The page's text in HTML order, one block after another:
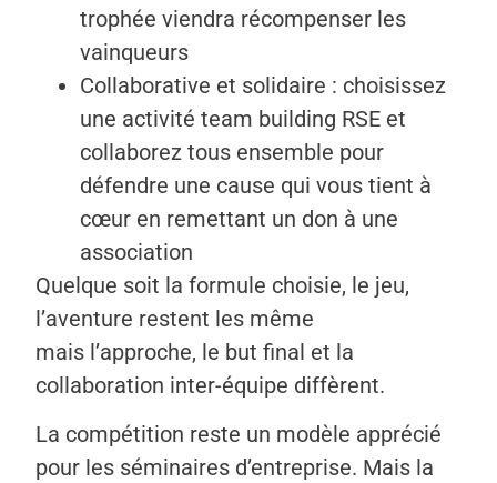
trophée viendra récompenser les
vainqueurs
Collaborative et solidaire : choisissez
une activité team building RSE et
collaborez tous ensemble pour
défendre une cause qui vous tient à
cœur en remettant un don à une
association
Quelque soit la formule choisie, le jeu,
l’aventure restent les même
mais l’approche, le but final et la
collaboration inter-équipe diffèrent.
La compétition reste un modèle apprécié
pour les séminaires d’entreprise. Mais la